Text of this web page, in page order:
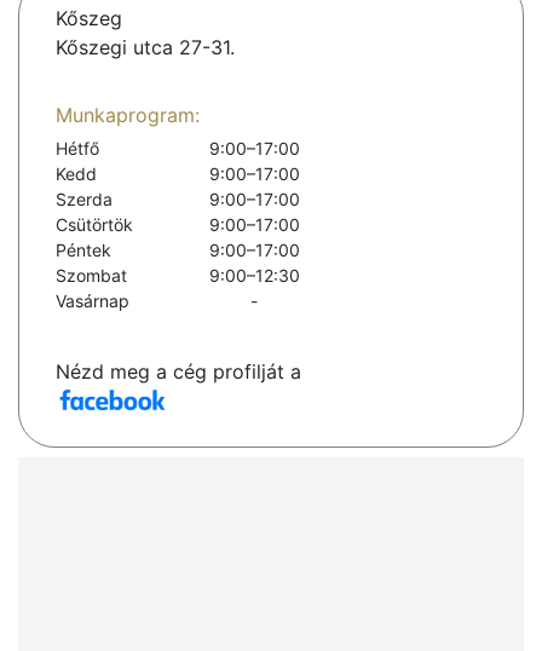
Kőszeg
Kőszegi utca 27-31.
Munkaprogram:
Hétfő
9:00–17:00
Kedd
9:00–17:00
Szerda
9:00–17:00
Csütörtök
9:00–17:00
Péntek
9:00–17:00
Szombat
9:00–12:30
Vasárnap
-
Nézd meg a cég profilját a